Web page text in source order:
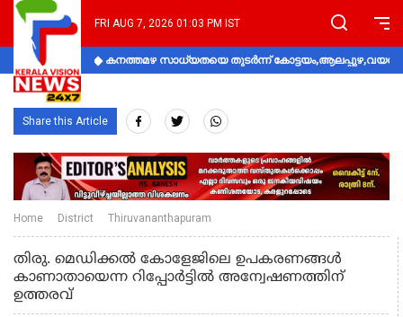
FRI AUG 7, 2026 01:03 PM IST
കനത്തമഴ സാധ്യതയെ തുടർന്ന്
Share this Article
Home District Thiruvananthapuram
തിരു. മെഡിക്കല്‍ കോളേജിലെ ഉപകരണങ്ങള്‍
കാണാതായെന്ന റിപ്പോര്‍ട്ടില്‍ അന്വേഷണത്തിന്
ഉത്തരവ്